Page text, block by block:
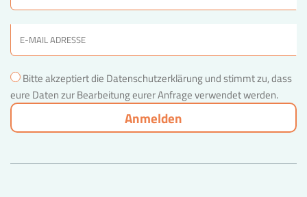
Bitte akzeptiert die Datenschutzerklärung und stimmt zu, dass
eure Daten zur Bearbeitung eurer Anfrage verwendet werden.